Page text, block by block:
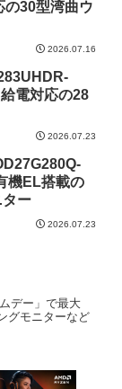
の30型湾曲ウ
2026.07.16
電対応の28
2026.07.23
機EL搭載の
ー
2026.07.23
デー」で最大
グモニターなど